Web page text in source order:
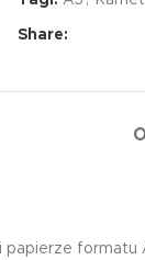
Share:
papierze